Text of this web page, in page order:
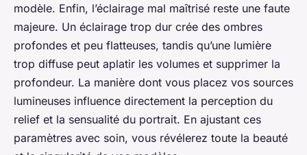
modèle. Enfin, l’éclairage mal maîtrisé reste une faute
majeure. Un éclairage trop dur crée des ombres
profondes et peu flatteuses, tandis qu’une lumière
trop diffuse peut aplatir les volumes et supprimer la
profondeur. La manière dont vous placez vos sources
lumineuses influence directement la perception du
relief et la sensualité du portrait. En ajustant ces
paramètres avec soin, vous révélerez toute la beauté